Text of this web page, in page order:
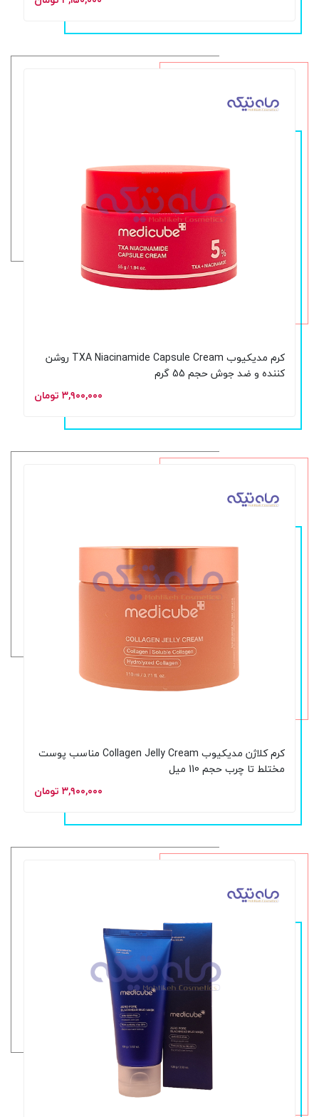
کرم مدیکیوب TXA Niacinamide Capsule Cream روشن
کننده و ضد جوش حجم 55 گرم
۳,۹۰۰,۰۰۰ تومان
کرم کلاژن مدیکیوب Collagen Jelly Cream مناسب پوست
مختلط تا چرب حجم 110 میل
۳,۹۰۰,۰۰۰ تومان